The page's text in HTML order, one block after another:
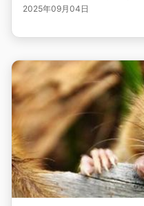
2025年09月04日